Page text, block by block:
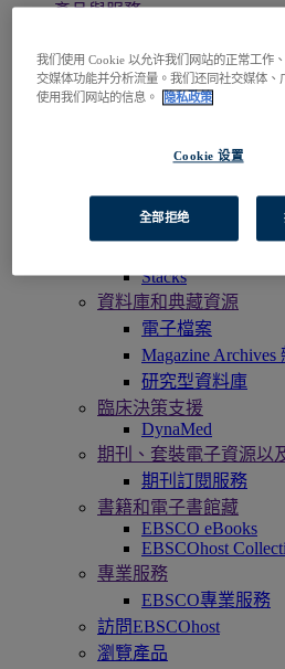
產品與服務
BiblioGraph
EBSCO Discovery
EBSCO FOLIO
EBSCOadmin
Explora
Full Text Finder
EBSCO
Stacks
資料庫和典藏資源
電子檔案
Magazine
研究型資料庫
臨床決策支援
DynaMed
期刊、套裝電子資源以
期刊訂閱服務
書籍和電子書館藏
EBSCO eBooks
EBSCOhost
專業服務
EBSCO專業服務
訪問EBSCOhost
瀏覽產品
我们使用 Cookie 以允许我们网站的正常工作
交媒体功能并分析流量。我们还同社交媒体
使用我们网站的信息。
隐私政策
Cookie 设置
全部拒绝